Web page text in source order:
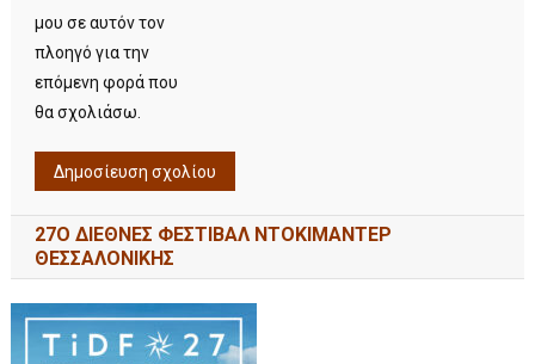
μου σε αυτόν τον
πλοηγό για την
επόμενη φορά που
θα σχολιάσω.
27Ο ΔΙΕΘΝΕΣ ΦΕΣΤΙΒΑΛ ΝΤΟΚΙΜΑΝΤΕΡ
ΘΕΣΣΑΛΟΝΙΚΗΣ